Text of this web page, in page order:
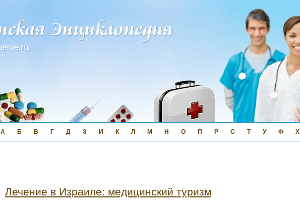
А Б В Г Д З И К Л М Н О П Р С Т У Ф Х
Лечение в Израиле: медицинский туризм